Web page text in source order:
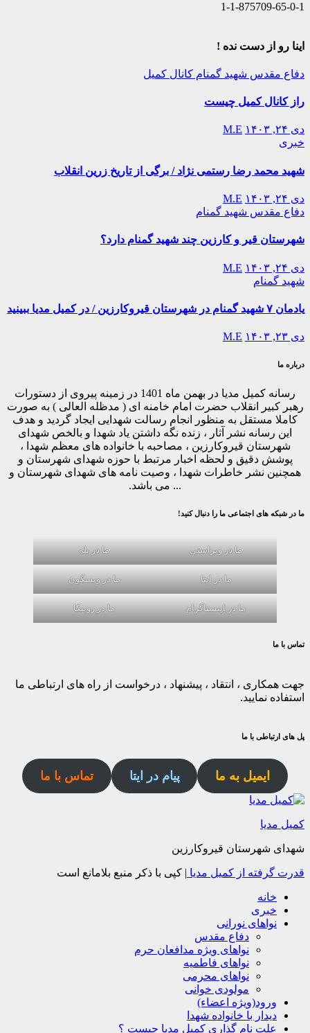
1-1-875709-65-0-1
اینا رو از دست نده !
دفاع مقدس شهید گمنام کانال کمیل
راز کانال کمیل چیست
دی ۲۴, ۱۴۰۳
M.E
خبری
شهید محمد رضا رستمی نژاد / برگی از تاریخ زرین انقلاب
دی ۲۴, ۱۴۰۳
M.E
دفاع مقدس شهید گمنام
شهرستان قیر و کارزین چند شهید گمنام دارد؟
دی ۲۴, ۱۴۰۳
M.E
شهید گمنام
یادمان ۷ شهید گمنام در شهرستان قیروکارزین / در کمیل مدیا ببینید
دی ۲۳, ۱۴۰۳ M.E
درباره ما
رسانه کمیل مدیا در بهمن ماه 1401 در زمینه پیروی از دستورات
رهبر کبیر انقلاب حضرت امام خامنه ای ( مدظله العالی ) به صورت
کاملا مستقل به منظور انجام رسالت شهدایی ایجاد گردید و هدف
این رسانه نشر آثار ، زنده نگه داشتن یاد شهدا و بالخص شهدای
شهرستان قیروکارزین ، مصاحبه با خانواده های معظم شهدا ،
پوشش دقیق و لحظه اخبار مرتبط با حوزه شهدای شهرستان و
همچنین نشر خاطرات شهدا ، وصیت نامه های شهدای شهرستان و
... می باشد.
ما در شبکه های اجتماعی ما را دنبال کنید!
ما در ویراستی ما در بله
ما در ایتا ما در ویسگون
ما در اینستاگرام ما در روبیکا
تماس با ما
جهت همکاری ، انتقاد ، پیشنهاد ، درخواست از راه های ارتباطی ما
استفاده نمایید.
پل های ارتباطی با ما
ایمیل به ما پیام در ایتا تماس با ما
کمیل مدیا
شهدای شهرستان قیروکارزین
قدرت گرفته از کمیل مدیا | کپی با ذکر منبع بلامانع است
خانه
خبری
نواهای نورانی
دفاع مقدس
نواهای ویژه مدافعان حرم
نواهای فاطمیه
نواهای محرمی
مولودی خوانی
ورود(ویژه اعضاء)
دیدار با خانواده شهدا
علت نام گذاری کمیل مدیا چیست ؟